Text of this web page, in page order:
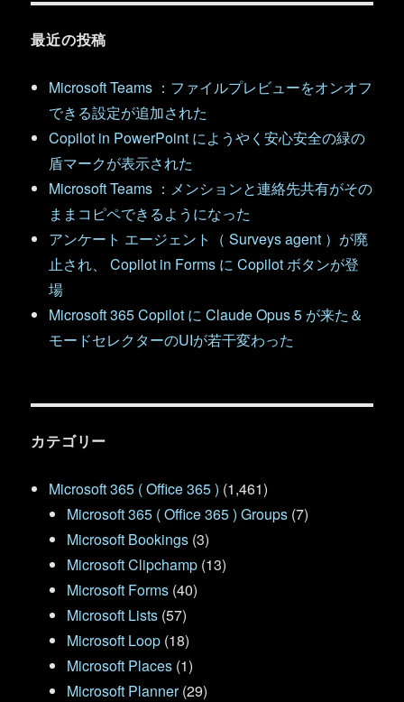
最近の投稿
Microsoft Teams ：ファイルプレビューをオンオフ
できる設定が追加された
Copilot in PowerPoint にようやく安心安全の緑の
盾マークが表示された
Microsoft Teams ：メンションと連絡先共有がその
ままコピペできるようになった
アンケート エージェント（ Surveys agent ）が廃
止され、 Copilot in Forms に Copilot ボタンが登
場
Microsoft 365 Copilot に Claude Opus 5 が来た＆
モードセレクターのUIが若干変わった
カテゴリー
Microsoft 365 ( Office 365 ) (1,461)
Microsoft 365 ( Office 365 ) Groups (7)
Microsoft Bookings (3)
Microsoft Clipchamp (13)
Microsoft Forms (40)
Microsoft Lists (57)
Microsoft Loop (18)
Microsoft Places (1)
Microsoft Planner(29)